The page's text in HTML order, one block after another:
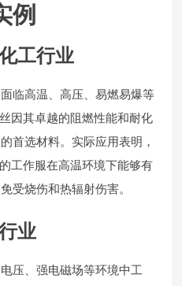
例
工行业
临高温、高压、易燃易爆等
因其卓越的阻燃性能和耐化
首选材料。实际应用表明，
工作服在高温环境下能够有
受烧伤和热辐射伤害。
业
压、强电磁场等环境中工